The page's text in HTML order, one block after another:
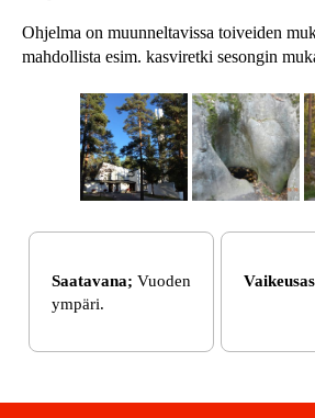
Ohjelma on muunneltavissa toiveiden
mahdollista esim. kasviretki sesongin
Saatavana; Vuoden
ympäri.